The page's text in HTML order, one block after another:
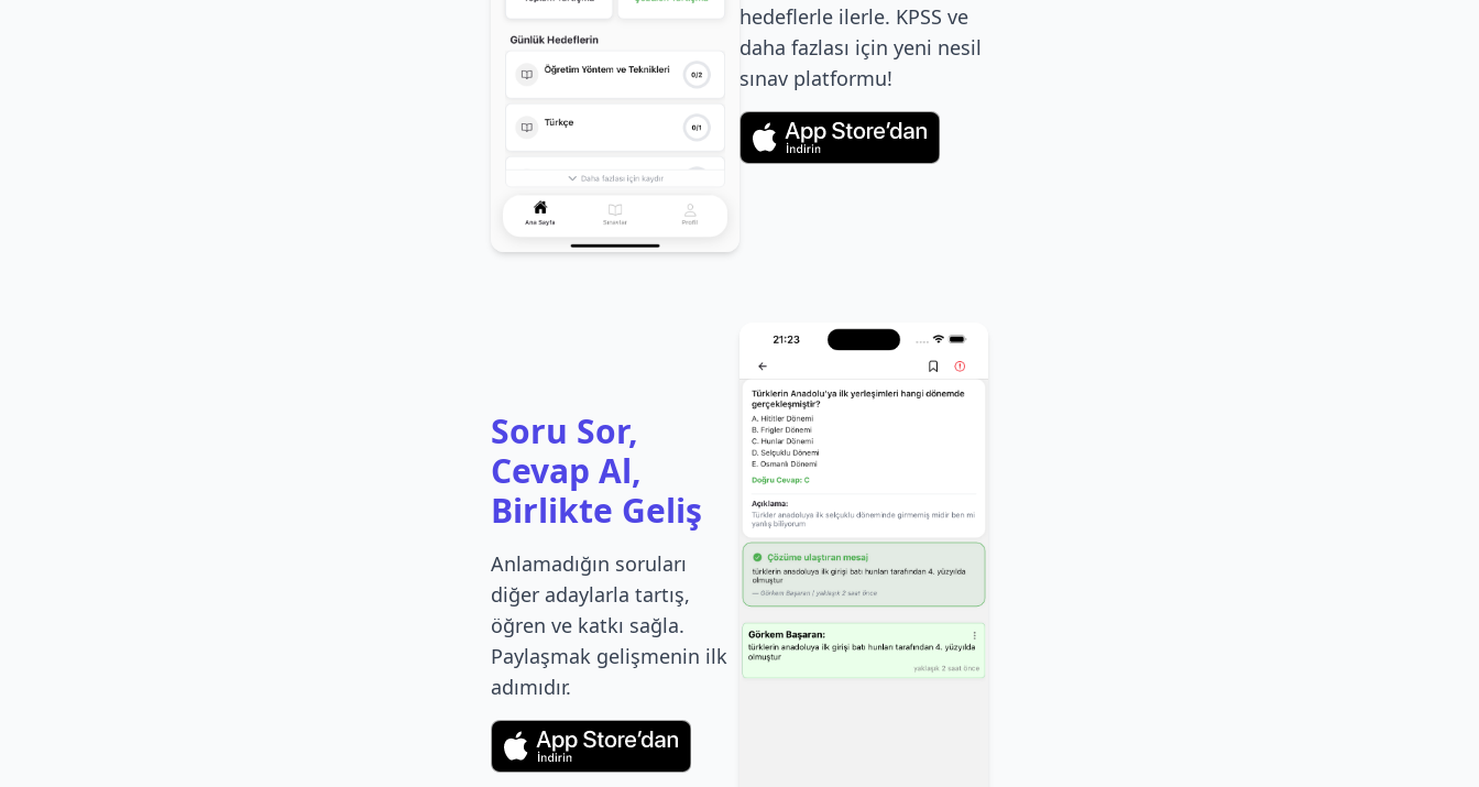
hedeflerle ilerle. KPSS ve
daha fazlası için yeni nesil
sınav platformu!
Soru Sor,
Cevap Al,
Birlikte Geliş
Anlamadığın soruları
diğer adaylarla tartış,
öğren ve katkı sağla.
Paylaşmak gelişmenin ilk
adımıdır.